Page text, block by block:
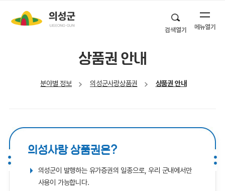
검색열기 메뉴열기
상품권 안내
분야별 정보 의성군사랑상품권 상품권 안내
의성사랑 상품권은?
의성군이 발행하는 유가증권의 일종으로, 우리 군내에서만
사용이 가능합니다.